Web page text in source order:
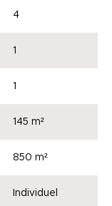
4
1
1
145 m²
850 m²
Individuel